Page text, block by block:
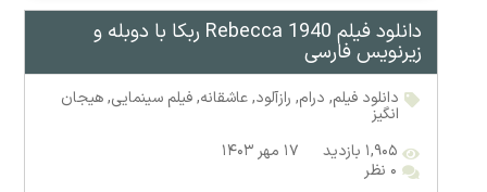
دانلود فیلم Rebecca 1940 ربکا با دوبله و
زیرنویس فارسی
دانلود فیلم, درام, رازآلود,عاشقانه,فیلم سینمایی,هیجان
انگیز
۱,۹۰۵ بازدید
۱۷ مهر ۱۴۰۳
۰ نظر